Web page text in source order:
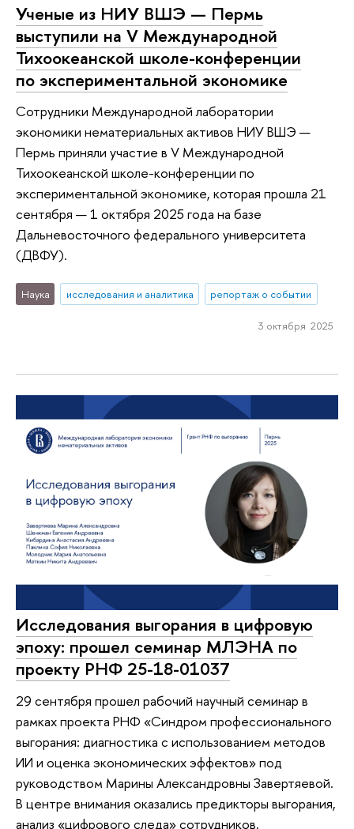
Ученые из НИУ ВШЭ — Пермь
выступили на V Международной
Тихоокеанской школе-конференции
по экспериментальной экономике
Сотрудники Международной лаборатории
экономики нематериальных активов НИУ ВШЭ —
Пермь приняли участие в V Международной
Тихоокеанской школе-конференции по
экспериментальной экономике, которая прошла 21
сентября — 1 октября 2025 года на базе
Дальневосточного федерального университета
(ДВФУ).
Наука исследования и аналитика репортаж о событии
3 октября 2025
Исследования выгорания в цифровую
эпоху: прошел семинар МЛЭНА по
проекту РНФ 25-18-01037
29 сентября прошел рабочий научный семинар в
рамках проекта РНФ «Синдром профессионального
выгорания: диагностика с использованием методов
ИИ и оценка экономических эффектов» под
руководством Марины Александровны Завертяевой.
В центре внимания оказались предикторы выгорания,
анализ «цифрового следа» сотрудников,